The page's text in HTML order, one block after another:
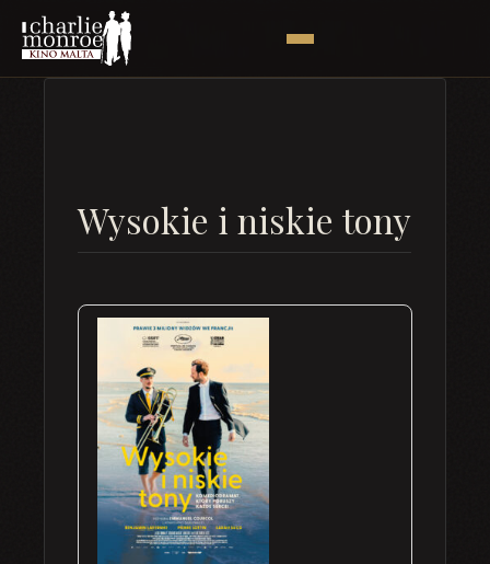
Wysokie i niskie tony